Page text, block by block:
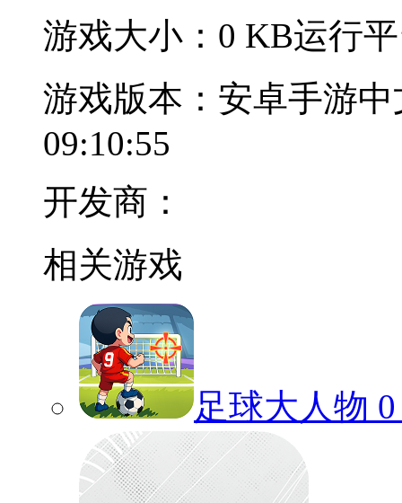
游戏大小：0 KB运行
游戏版本：安卓手游中
09:10:55
开发商：
相关游戏
足球大人物